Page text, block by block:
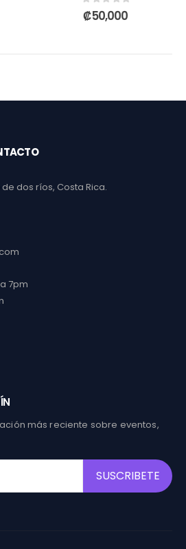
0out of 5
₡50,000
dos ríos, Costa Rica.
7pm
más reciente sobre eventos,